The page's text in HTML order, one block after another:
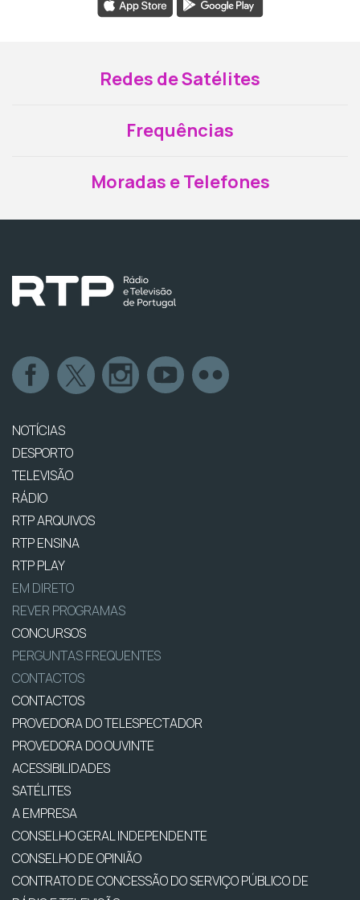
Redes de Satélites
Frequências
Moradas e Telefones
NOTÍCIAS
DESPORTO
TELEVISÃO
RÁDIO
RTP ARQUIVOS
RTP ENSINA
RTP PLAY
EM DIRETO
REVER PROGRAMAS
CONCURSOS
PERGUNTAS FREQUENTES
CONTACTOS
CONTACTOS
PROVEDORA DO TELESPECTADOR
PROVEDORA DO OUVINTE
ACESSIBILIDADES
SATÉLITES
A EMPRESA
CONSELHO GERAL INDEPENDENTE
CONSELHO DE OPINIÃO
CONTRATO DE CONCESSÃO DO SERVIÇO PÚBLICO DE